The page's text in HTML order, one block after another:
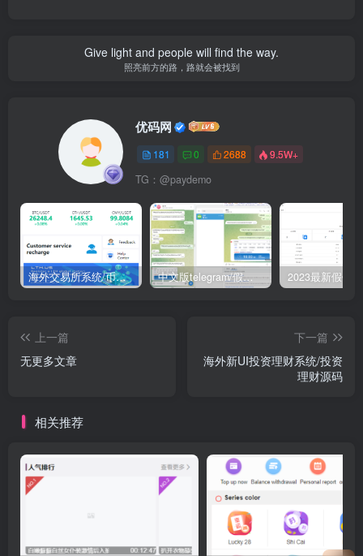
Give light and people will find the way.
照亮前方的路，路就会被找到
优码网
181 0 2688 9.5W+
TG：@paydemo
海外交易所系统/币币交易/合约交易所/全开源 中文版telegram/假电报/假飞机/假飞机系统/钱包地址自动生成/安卓苹果PC端/假飞机telegram源码
上一篇
无更多文章
下一篇
海外新UI投资理财系统/投资
理财源码
相关推荐